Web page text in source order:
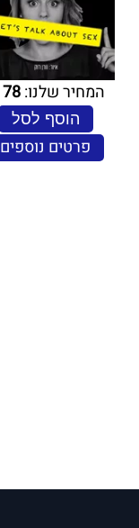
המחיר שלנו:78
הוסף לסל
פרטים נוספים